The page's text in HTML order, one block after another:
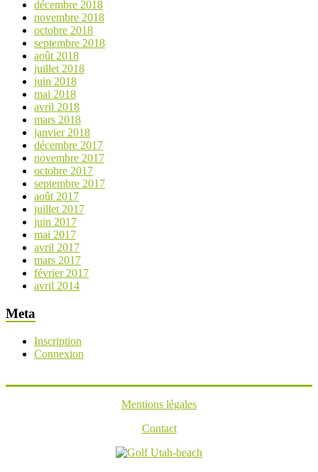
décembre 2018
novembre 2018
octobre 2018
septembre 2018
août 2018
juillet 2018
juin 2018
mai 2018
avril 2018
mars 2018
janvier 2018
décembre 2017
novembre 2017
octobre 2017
septembre 2017
août 2017
juillet 2017
juin 2017
mai 2017
avril 2017
mars 2017
février 2017
avril 2014
Meta
Inscription
Connexion
Mentions légales
Contact